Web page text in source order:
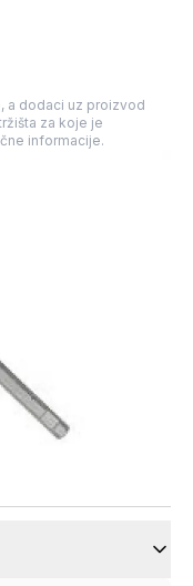
a dodaci uz proizvod
za koje je
informacije.